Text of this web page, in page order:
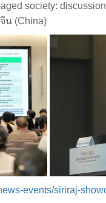
society:
น (China)
events/siriraj-